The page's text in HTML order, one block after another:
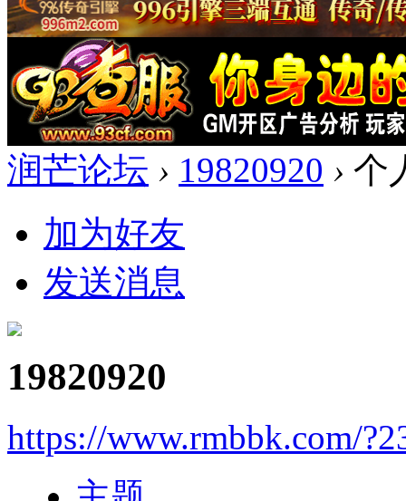
润芒论坛 › 19820920 › 个
加为好友
发送消息
19820920
https://www.rmbbk.com/